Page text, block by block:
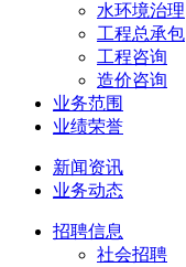
水环境治理
工程总承包
工程咨询
造价咨询
业务范围
业绩荣誉
新闻资讯
业务动态
招聘信息
社会招聘